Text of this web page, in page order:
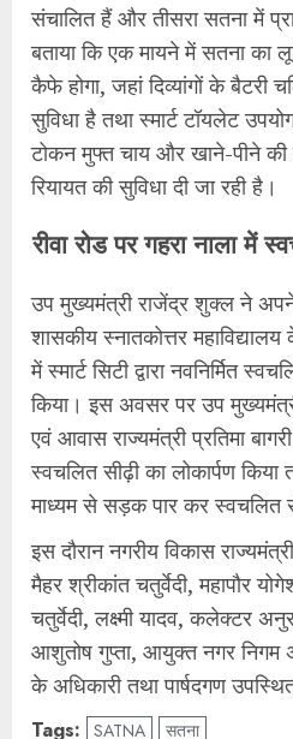
संचालित हैं और तीसरा सतना में
बताया कि एक मायने में सतना का
कैफे होगा, जहां दिव्यांगों के बैटरी
सुविधा है तथा स्मार्ट टॉयलेट
टोकन मुफ्त चाय और खाने-पीने
रियायत की सुविधा दी जा रही है।
रीवा रोड पर गहरा नाला में
उप मुख्यमंत्री राजेंद्र शुक्ल ने
शासकीय स्नातकोत्तर महाविद्यालय
में स्मार्ट सिटी द्वारा नवनिर्मित
किया। इस अवसर पर उप
एवं आवास राज्यमंत्री प्रतिमा
स्वचलित सीढ़ी का लोकार्पण
माध्यम से सड़क पार कर स्वचलित
इस दौरान नगरीय विकास
मैहर श्रीकांत चतुर्वेदी, महापौर
चतुर्वेदी, लक्ष्मी यादव, कलेक्टर
आशुतोष गुप्ता, आयुक्त नगर निगम
के अधिकारी तथा पार्षदगण
Tags: SATNA सतना